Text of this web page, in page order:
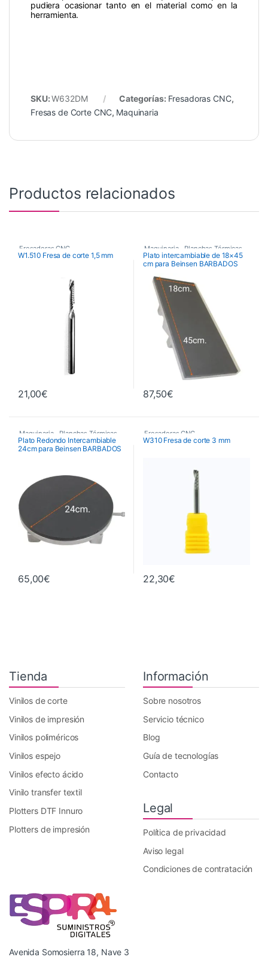
pudiera ocasionar tanto en el material como en la
herramienta.
SKU:W632DM Categorías: Fresadoras CNC,
Fresas de Corte CNC, Maquinaria
Productos relacionados
Fresadoras CNC
W1.510 Fresa de corte 1,5 mm
21,00€
Maquinaria Planchas Térmicas
Recambios Planchas
Plato intercambiable de 18×45
cm para Beinsen BARBADOS
87,50€
Maquinaria Planchas Térmicas
Recambios Planchas
Plato Redondo Intercambiable
24cm para Beinsen BARBADOS
65,00€
Fresadoras CNC
W310 Fresa de corte 3 mm
22,30€
Tienda
Vinilos de corte
Vinilos de impresión
Vinilos poliméricos
Vinilos espejo
Vinilos efecto ácido
Vinilo transfer textil
Plotters DTF Innuro
Plotters de impresión
Información
Sobre nosotros
Servicio técnico
Blog
Guía de tecnologías
Contacto
Legal
Política de privacidad
Aviso legal
Condiciones de contratación
Avenida Somosierra 18, Nave 3